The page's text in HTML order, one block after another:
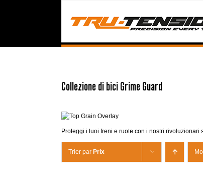
Collezione di bici Grime Guard
Proteggi i tuoi freni e ruote con i nostri rivoluzionari
Trier par Prix